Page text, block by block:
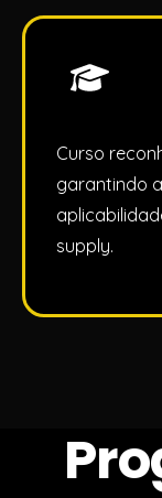
Curso
garantindo
supply.